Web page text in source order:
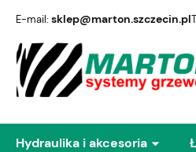
E-mail: sklep@marton.szczecin.pl
Hydraulika i akcesoria